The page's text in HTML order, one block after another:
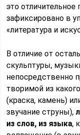
это
зафиксировано в
«литература и
В отличие от
скульптуры,
непосредственно
творимой из
(краска, камень)
звучание струны),
из слов, из языка,